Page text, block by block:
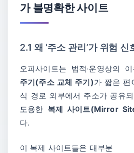
가 불명확한 사이트
2.1 왜 ‘주소 관리’가 위험 신
오피사이트는 법적·운영상의
주기(주소 교체 주기)가 짧은 편
식 경로 외부에서 주소가 공유
도용한 복제 사이트(Mirror
다.
이 복제 사이트들은 대부분